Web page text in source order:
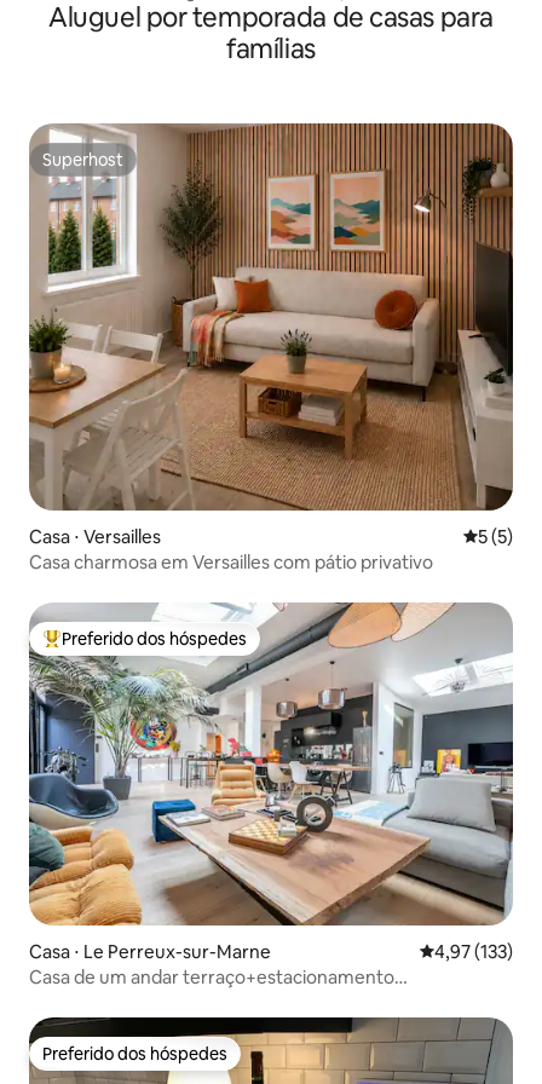
Aluguel por temporada de casas para
famílias
Superhost
Superhost
Casa ⋅ Versailles 5 de
5 (5)
Casa charmosa em Versailles com pátio privativo
Entre os melhores preferidos dos hóspedes
Preferido dos hóspedes
Casa ⋅ Le Perreux-sur-Marne 4,97 de uma
4,97 (133)
Casa de um andar terraço+estacionamento
Preferido dos hóspedes
Preferido dos hóspedes